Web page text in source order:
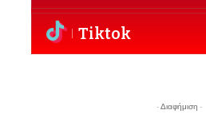
Tiktok
- Διαφήμιση -